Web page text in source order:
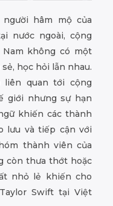
hâm mộ của
nước ngoài, cộng
không có một
học hỏi lẫn nhau.
liên quan tới cộng
giới nhưng sự hạn
khiến các thành
lưu và tiếp cận với
thành viên của
còn thưa thớt hoặc
nhỏ lẻ khiến cho
Swift tại Việt